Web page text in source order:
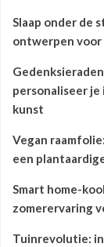
Slaap onder de
ontwerpen voor
personaliseer
kunst
Vegan
een
Smart home-
zomerervaring
Tuinrevolutie: